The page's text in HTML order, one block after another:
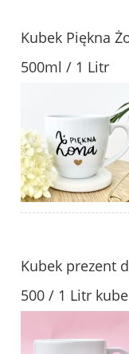
Kubek Piękna
500ml / 1 Litr
Kubek prezent
500 / 1 Litr